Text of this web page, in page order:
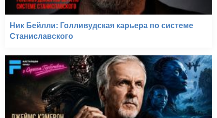
Ник Бейлли: Голливудская карьера по системе
Станиславского